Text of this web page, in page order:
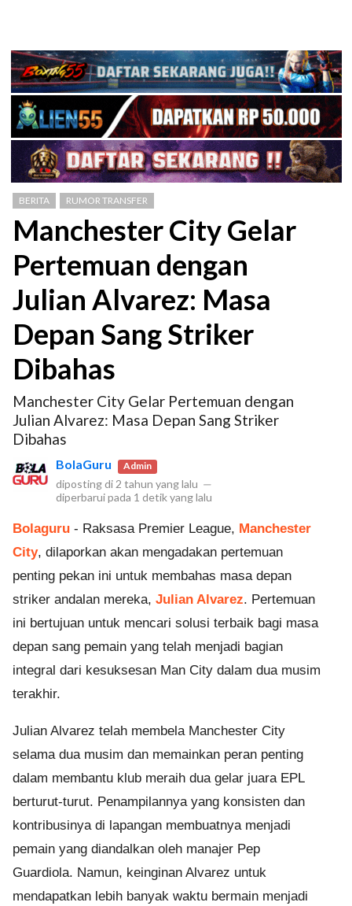
BERITA RUMOR TRANSFER
Manchester City Gelar
Pertemuan dengan
Julian Alvarez: Masa
Depan Sang Striker
Dibahas
Manchester City Gelar Pertemuan dengan
Julian Alvarez: Masa Depan Sang Striker
Dibahas
BolaGuru Admin
diposting di 2 tahun yang lalu —
diperbarui pada 1 detik yang lalu
Bolaguru - Raksasa Premier League, Manchester
City, dilaporkan akan mengadakan pertemuan
penting pekan ini untuk membahas masa depan
striker andalan mereka, Julian Alvarez. Pertemuan
ini bertujuan untuk mencari solusi terbaik bagi masa
depan sang pemain yang telah menjadi bagian
integral dari kesuksesan Man City dalam dua musim
terakhir.
Julian Alvarez telah membela Manchester City
selama dua musim dan memainkan peran penting
dalam membantu klub meraih dua gelar juara EPL
berturut-turut. Penampilannya yang konsisten dan
kontribusinya di lapangan membuatnya menjadi
pemain yang diandalkan oleh manajer Pep
Guardiola. Namun, keinginan Alvarez untuk
mendapatkan lebih banyak waktu bermain menjadi